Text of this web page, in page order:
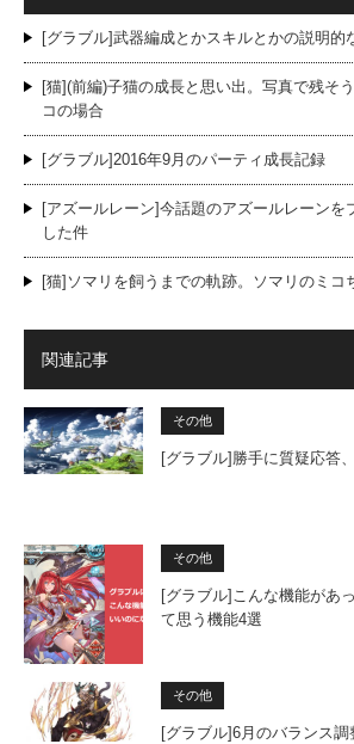
[グラブル]武器編成とかスキルとかの説明的
[猫](前編)子猫の成長と思い出。写真で残そ
コの場合
[グラブル]2016年9月のパーティ成長記録
[アズールレーン]今話題のアズールレーンを
した件
[猫]ソマリを飼うまでの軌跡。ソマリのミコ
関連記事
その他
[グラブル]勝手に質疑応答
その他
[グラブル]こんな機能があ
て思う機能4選
その他
[グラブル]6月のバランス